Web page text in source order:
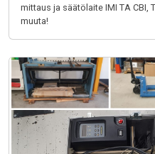
mittaus ja säätölaite IMI TA CBI,
muuta!